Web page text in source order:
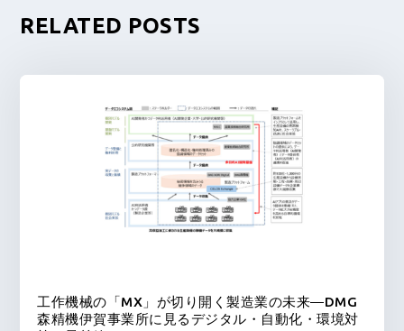
RELATED POSTS
工作機械の「MX」が切り開く製造業の未来―DMG
森精機伊賀事業所に見るデジタル・自動化・環境対